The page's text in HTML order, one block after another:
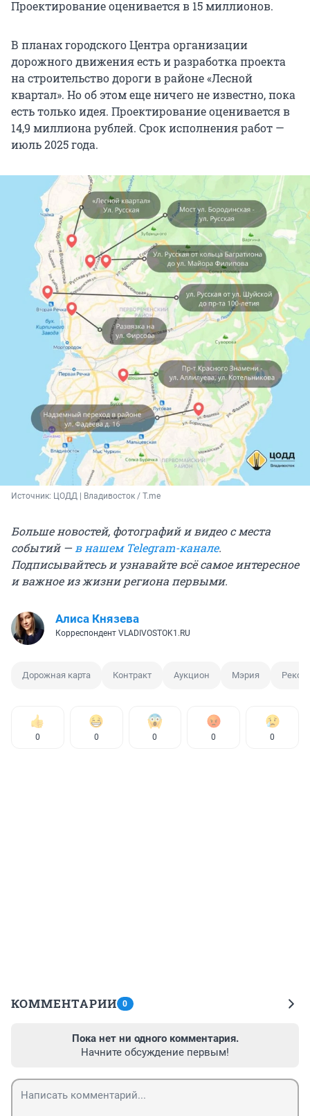
Проектирование оценивается в 15 миллионов.
В планах городского Центра организации
дорожного движения есть и разработка проекта
на строительство дороги в районе «Лесной
квартал». Но об этом еще ничего не известно, пока
есть только идея. Проектирование оценивается в
14,9 миллиона рублей. Срок исполнения работ —
июль 2025 года.
Источник: ЦОДД | Владивосток / T.me
Больше новостей, фотографий и видео с места
событий — в нашем Telegram-канале.
Подписывайтесь и узнавайте всё самое интересное
и важное из жизни региона первыми.
Алиса Князева
Корреспондент VLADIVOSTOK1.RU
Дорожная карта Контракт Аукцион Мэрия
0 0 0 0 0
КОММЕНТАРИИ 0
Пока нет ни одного комментария.
Начните обсуждение первым!